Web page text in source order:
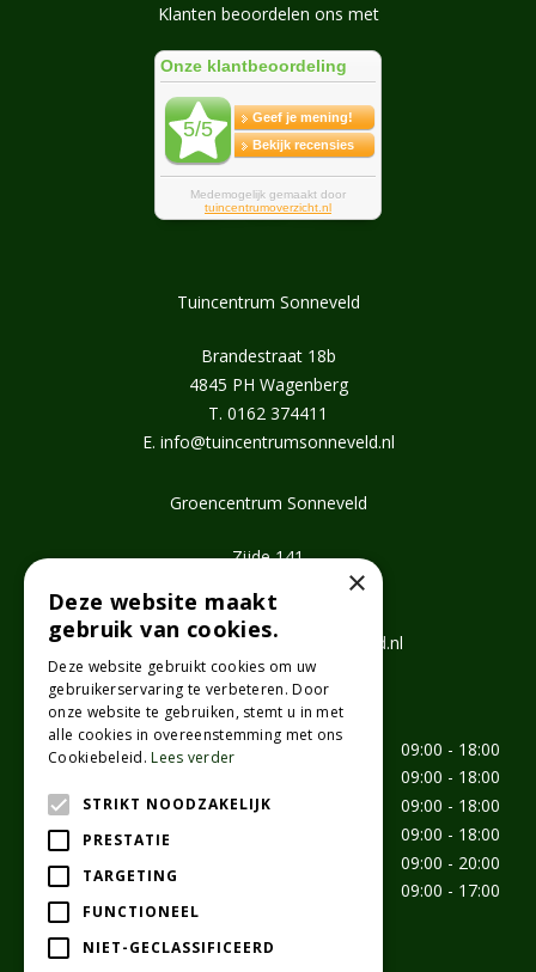
Klanten beoordelen ons met
Tuincentrum Sonneveld
Brandestraat 18b
4845 PH Wagenberg
T. 0162 374411
E. info@tuincentrumsonneveld.nl
Groencentrum Sonneveld
Zijde 141
T.0172 462647
E. info@groencentrumsonneveld.nl
Openingstijden
Maandag
09:00 - 18:00
09:00 - 18:00
Woensdag
09:00 - 18:00
Donderdag
09:00 - 18:00
09:00 - 20:00
09:00 - 17:00
×
Deze website maakt
gebruik van cookies.
Deze website gebruikt cookies om uw
gebruikerservaring te verbeteren. Door
onze website te gebruiken, stemt u in met
alle cookies in overeenstemming met ons
Cookiebeleid.Lees verder
STRIKT NOODZAKELIJK
PRESTATIE
TARGETING
FUNCTIONEEL
NIET-GECLASSIFICEERD